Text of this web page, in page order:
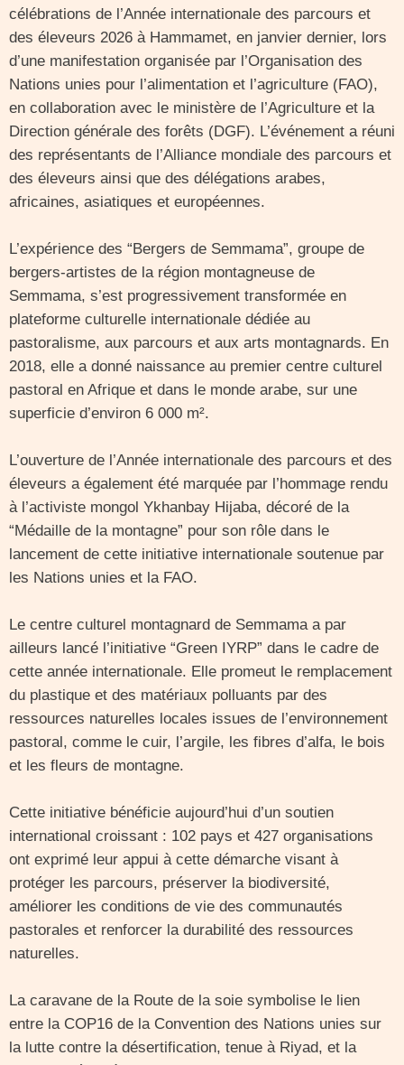
célébrations de l’Année internationale des parcours et
des éleveurs 2026 à Hammamet, en janvier dernier, lors
d’une manifestation organisée par l’Organisation des
Nations unies pour l’alimentation et l’agriculture (FAO),
en collaboration avec le ministère de l’Agriculture et la
Direction générale des forêts (DGF). L’événement a réuni
des représentants de l’Alliance mondiale des parcours et
des éleveurs ainsi que des délégations arabes,
africaines, asiatiques et européennes.
L’expérience des “Bergers de Semmama”, groupe de
bergers-artistes de la région montagneuse de
Semmama, s’est progressivement transformée en
plateforme culturelle internationale dédiée au
pastoralisme, aux parcours et aux arts montagnards. En
2018, elle a donné naissance au premier centre culturel
pastoral en Afrique et dans le monde arabe, sur une
superficie d’environ 6 000 m².
L’ouverture de l’Année internationale des parcours et des
éleveurs a également été marquée par l’hommage rendu
à l’activiste mongol Ykhanbay Hijaba, décoré de la
“Médaille de la montagne” pour son rôle dans le
lancement de cette initiative internationale soutenue par
les Nations unies et la FAO.
Le centre culturel montagnard de Semmama a par
ailleurs lancé l’initiative “Green IYRP” dans le cadre de
cette année internationale. Elle promeut le remplacement
du plastique et des matériaux polluants par des
ressources naturelles locales issues de l’environnement
pastoral, comme le cuir, l’argile, les fibres d’alfa, le bois
et les fleurs de montagne.
Cette initiative bénéficie aujourd’hui d’un soutien
international croissant : 102 pays et 427 organisations
ont exprimé leur appui à cette démarche visant à
protéger les parcours, préserver la biodiversité,
améliorer les conditions de vie des communautés
pastorales et renforcer la durabilité des ressources
naturelles.
La caravane de la Route de la soie symbolise le lien
entre la COP16 de la Convention des Nations unies sur
la lutte contre la désertification, tenue à Riyad, et la